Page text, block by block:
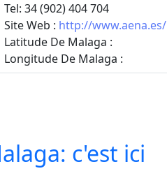
Tel: 34 (902) 404 704
Site Web : http://www.aena.es/
Latitude De Malaga :
Longitude De Malaga :
c'est ici